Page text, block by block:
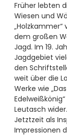
Früher lebten
Wiesen und
„Holzkammer“
dem großen
Jagd. Im 19.
Jagdgebiet
den
weit über die
Werke wie
Leutasch
Jetztzeit als
Impressionen